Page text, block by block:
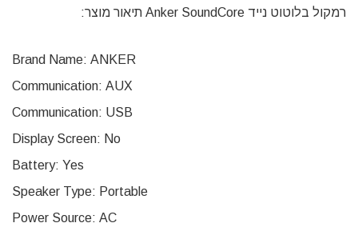
רמקול בלוטוט נייד Anker SoundCore תיאור מוצר:
Brand Name: ANKER
Communication: AUX
Communication: USB
Display Screen: No
Battery: Yes
Speaker Type: Portable
Power Source: AC